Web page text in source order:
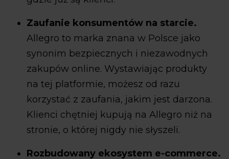
Zaufanie konsumentów na starcie.
Allegro to marka znana w Polsce jako
synonim bezpiecznych i niezawodnych
zakupów online. Wystawiając produkty
na tej platformie, możesz od razu
korzystać z zaufania, jakim jest darzona.
Klienci chętniej kupują na Allegro niż na
stronie, o której nigdy nie słyszeli.
Rozbudowany ekosystem e-commerce.